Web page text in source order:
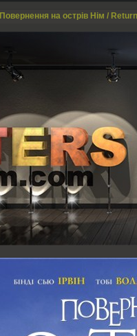
Повернення на острів Нім /